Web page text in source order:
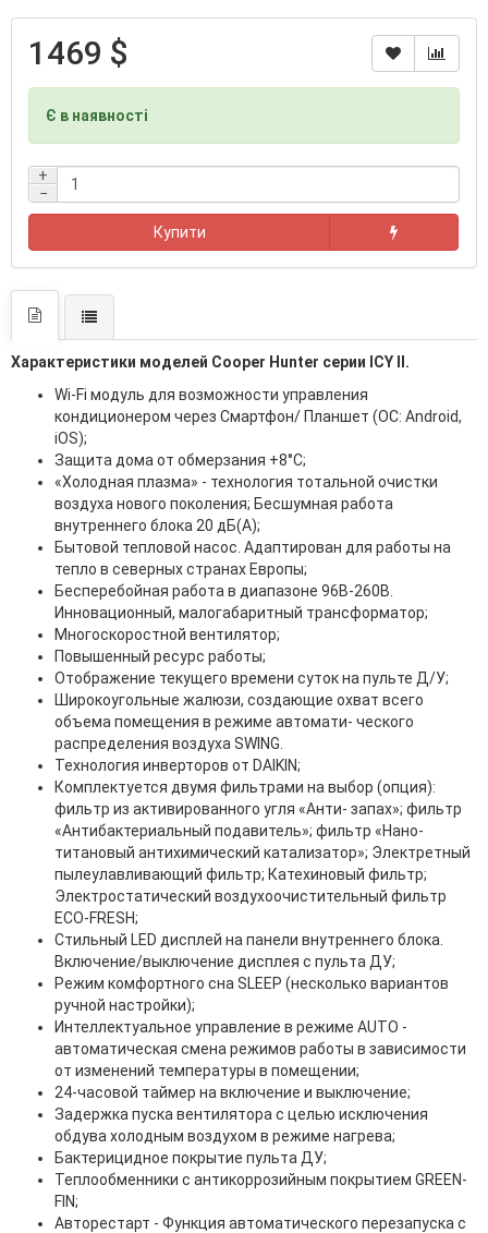
1469 $
Є в наявності
+
−
Купити
Характеристики моделей Cooper Hunter серии ICY II.
Wi-Fi модуль для возможности управления
кондиционером через Смартфон/ Планшет (ОС: Android,
iOS);
Защита дома от обмерзания +8°C;
«Холодная плазма» - технология тотальной очистки
воздуха нового поколения; Бесшумная работа
внутреннего блока 20 дБ(А);
Бытовой тепловой насос. Адаптирован для работы на
тепло в северных странах Европы;
Бесперебойная работа в диапазоне 96В-260В.
Инновационный, малогабаритный трансформатор;
Многоскоростной вентилятор;
Повышенный ресурс работы;
Отображение текущего времени суток на пульте Д/У;
Широкоугольные жалюзи, создающие охват всего
объема помещения в режиме автомати- ческого
распределения воздуха SWING.
Технология инверторов от DAIKIN;
Комплектуется двумя фильтрами на выбор (опция):
фильтр из активированного угля «Анти- запах»; фильтр
«Антибактериальный подавитель»; фильтр «Нано-
титановый антихимический катализатор»; Электретный
пылеулавливающий фильтр; Катехиновый фильтр;
Электростатический воздухоочистительный фильтр
ЕСО-FRESH;
Стильный LED дисплей на панели внутреннего блока.
Включение/выключение дисплея с пульта ДУ;
Режим комфортного сна SLЕЕР (несколько вариантов
ручной настройки);
Интеллектуальное управление в режиме AUTO -
автоматическая смена режимов работы в зависимости
от изменений температуры в помещении;
24-часовой таймер на включение и выключение;
Задержка пуска вентилятора с целью исключения
обдува холодным воздухом в режиме нагрева;
Бактерицидное покрытие пульта ДУ;
Теплообменники с антикоррозийным покрытием GREEN-
FIN;
Авторестарт - Функция автоматического перезапуска с